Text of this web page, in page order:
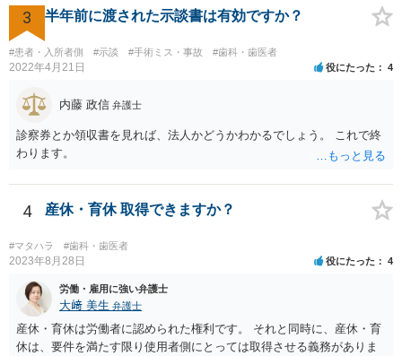
られた理由以外での利用拒否は禁止されていますし、公の施設でもマ
スクなしだけでの利用拒否は問題となりえますが、民間のお店に対し
ては慰謝料の請求は認められないと考えられます。
3 半年前に渡された示談書は有効ですか？
#患者・入所者側 #示談 #手術ミス・事故 #歯科・歯医者
2022年4月21日 役にたった 4
内藤 政信 弁護士
診察券とか領収書を見れば、法人かどうかわかるでしょう。 これで終
わります。
4 産休・育休 取得できますか？
#マタハラ #歯科・歯医者
2023年8月28日 役にたった 4
労働・雇用に強い弁護士
大﨑 美生 弁護士
産休・育休は労働者に認められた権利です。 それと同時に、産休・育
休は、要件を満たす限り使用者側にとっては取得させる義務がありま